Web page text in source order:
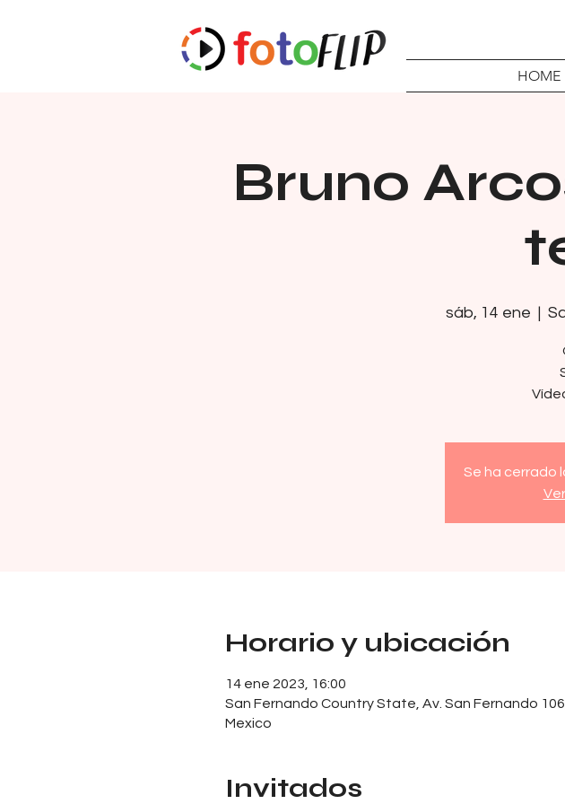
HOME
Bruno
sáb, 14 ene
  |
Se ha cerrado
Horario y ubicación
14 ene 2023, 16:00
San Fernando Country State, Av. San Fernando
Mexico
Invitados